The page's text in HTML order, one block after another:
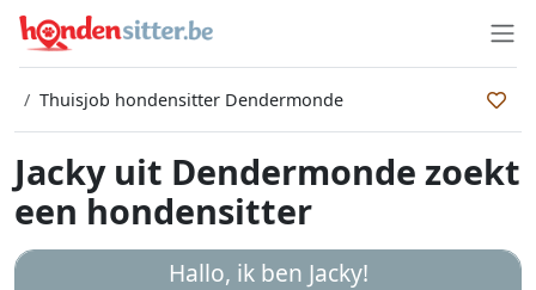
Thuisjob hondensitter Dendermonde
Jacky uit Dendermonde zoekt
een hondensitter
Hallo, ik ben Jacky!